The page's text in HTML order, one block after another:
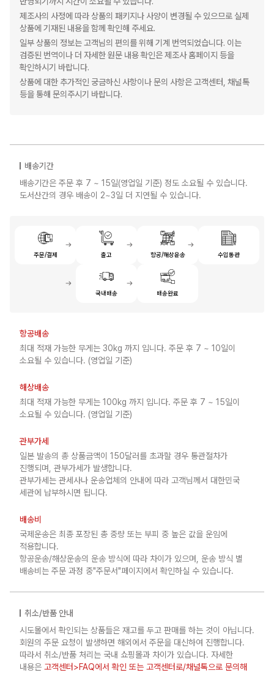
제조사의 사정에 따라 상품의 패키지나 사양이 변경될 수 있으므로 실제
상품에 기재된 내용을 함께 확인해 주세요.
일부 상품의 정보는 고객님의 편의를 위해 기계 번역되었습니다. 이는
검증된 번역이나 더 자세한 원문 내용 확인은 제조사 홈페이지 등을
확인하시기 바랍니다.
상품에 대한 추가적인 궁금하신 사항이나 문의 사항은 고객센터, 채널톡
등을 통해 문의주시기 바랍니다.
배송기간
배송기간은 주문 후 7 ~ 15일(영업일 기준) 정도 소요될 수 있습니다.
도서산간의 경우 배송이 2~3일 더 지연될 수 있습니다.
주문/결제 출고 항공/해상운송 수입통관
국내배송 배송완료
항공배송
최대 적재 가능한 무게는 30kg 까지 입니다. 주문 후 7 ~ 10일이
소요될 수 있습니다. (영업일 기준)
해상배송
최대 적재 가능한 무게는 100kg 까지 입니다. 주문 후 7 ~ 15일이
소요될 수 있습니다. (영업일 기준)
관부가세
일본 발송의 총 상품금액이 150달러를 초과할 경우 통관절차가
진행되며, 관부가세가 발생합니다.
관부가세는 관세사나 운송업체의 안내에 따라 고객님께서 대한민국
세관에 납부하시면 됩니다.
배송비
국제운송은 최종 포장된 총 중량 또는 부피 중 높은 값을 운임에
적용합니다.
항공운송/해상운송의 운송 방식에 따라 차이가 있으며, 운송 방식 별
배송비는 주문 과정 중"주문서"페이지에서 확인하실 수 있습니다.
취소/반품 안내
시도몰에서 확인되는 상품들은 재고를 두고 판매를 하는 것이 아닙니다.
회원의 주문 요청이 발생하면 해외에서 주문을 대신하여 진행합니다.
따라서 취소/반품 처리는 국내 쇼핑몰과 차이가 있습니다. 자세한
내용은 고객센터>FAQ에서 확인 또는 고객센터로/채널톡으로 문의해